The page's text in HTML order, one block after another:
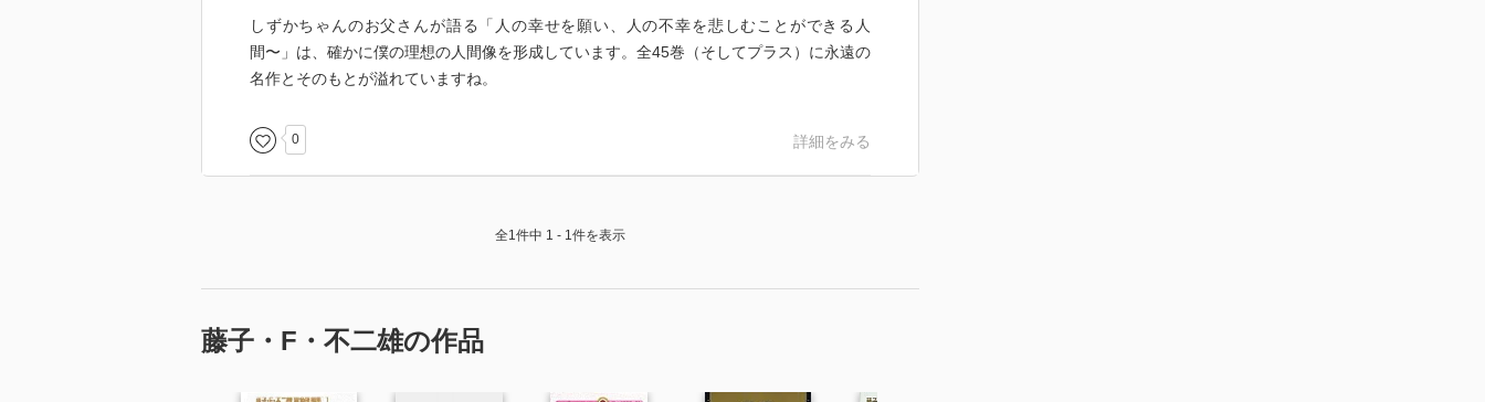
しずかちゃんのお父さんが語る「人の幸せを願い、人の不幸を悲しむことができる人
間〜」は、確かに僕の理想の人間像を形成しています。全45巻（そしてプラス）に永遠の
名作とそのもとが溢れていますね。
0 詳細をみる
全1件中 1 - 1件を表示
藤子・F・不二雄の作品